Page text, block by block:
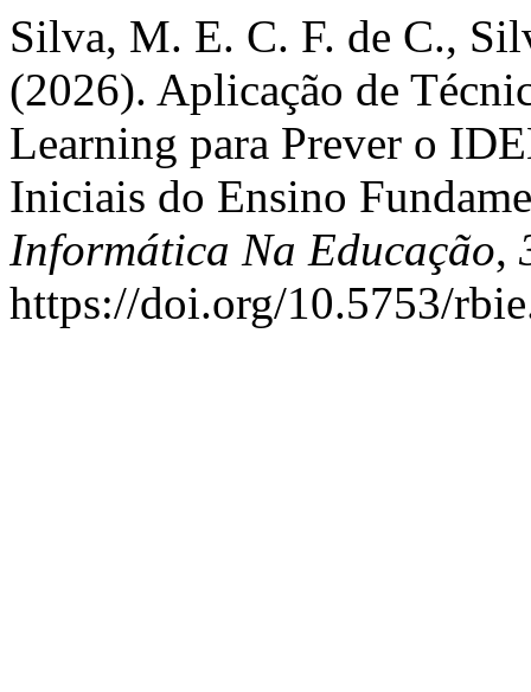
Silva, M. E. C. F. de C.,
(2026). Aplicação de
Learning para Prever o
Iniciais do Ensino
Informática Na Educação,
https://doi.org/10.5753/